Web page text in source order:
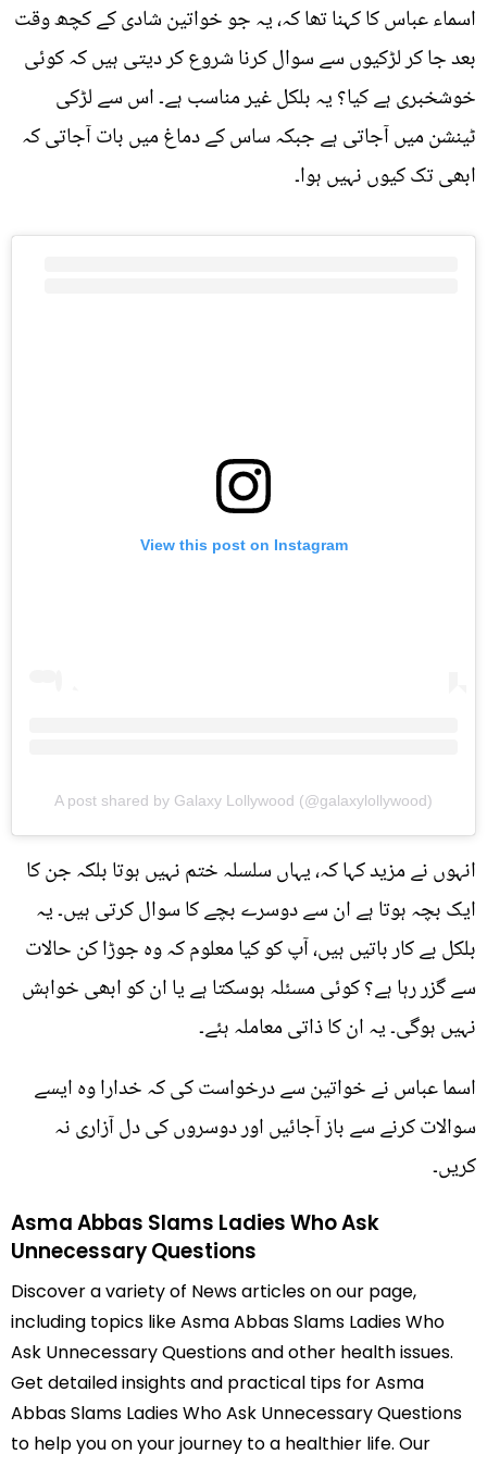
اسماء عباس کا کہنا تھا کہ، یہ جو خواتین شادی کے کچھ وقت
بعد جا کر لڑکیوں سے سوال کرنا شروع کر دیتی ہیں کہ کوئی
خوشخبری ہے کیا؟ یہ بلکل غیر مناسب ہے۔ اس سے لڑکی
ٹینشن میں آجاتی ہے جبکہ ساس کے دماغ میں بات آجاتی کہ
ابھی تک کیوں نہیں ہوا۔
View this post on Instagram
A post shared by Galaxy Lollywood (@galaxylollywood)
انہوں نے مزید کہا کہ، یہاں سلسلہ ختم نہیں ہوتا بلکہ جن کا
ایک بچہ ہوتا ہے ان سے دوسرے بچے کا سوال کرتی ہیں۔ یہ
بلکل بے کار باتیں ہیں، آپ کو کیا معلوم کہ وہ جوڑا کن حالات
سے گزر رہا ہے؟ کوئی مسئلہ ہوسکتا ہے یا ان کو ابھی خواہش
نہیں ہوگی۔ یہ ان کا ذاتی معاملہ ہئے۔
اسما عباس نے خواتین سے درخواست کی کہ خدارا وہ ایسے
سوالات کرنے سے باز آجائیں اور دوسروں کی دل آزاری نہ
کریں۔
Asma Abbas Slams Ladies Who Ask
Unnecessary Questions
Discover a variety of News articles on our page,
including topics like Asma Abbas Slams Ladies Who
Ask Unnecessary Questions and other health issues.
Get detailed insights and practical tips for Asma
Abbas Slams Ladies Who Ask Unnecessary Questions
to help you on your journey to a healthier life. Our